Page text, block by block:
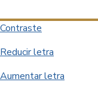
Contraste
Reducir letra
Aumentar letra